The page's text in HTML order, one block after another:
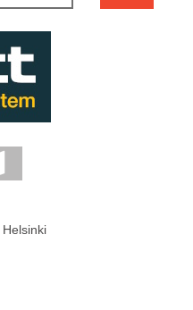
Helsinki